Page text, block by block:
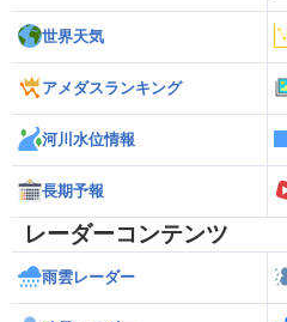
世界天気
アメダスランキング
河川水位情報
長期予報
レーダーコンテンツ
雨雲レーダー